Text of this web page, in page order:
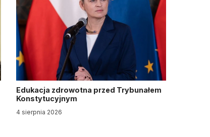
Edukacja zdrowotna przed Trybunałem
Konstytucyjnym
4 sierpnia 2026